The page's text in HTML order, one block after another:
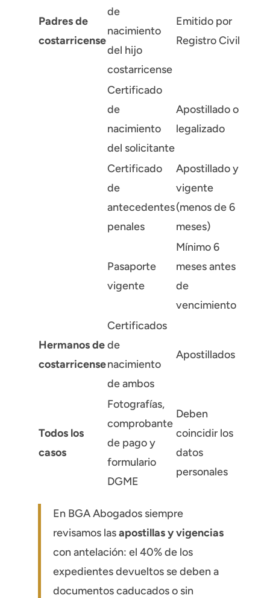
Padres de
costarricense
de
nacimiento
del hijo
costarricense
Emitido por
Registro Civil
Certificado
de
nacimiento
del solicitante
Apostillado o
legalizado
Certificado
de
antecedentes
penales
Apostillado y
vigente
(menos de 6
meses)
Pasaporte
vigente
Mínimo 6
meses antes
de
vencimiento
Hermanos de
costarricense
Certificados
de
nacimiento
de ambos
Apostillados
Todos los
casos
Fotografías,
comprobante
de pago y
formulario
DGME
Deben
coincidir los
datos
personales
En BGA Abogados siempre
revisamos lasapostillas y vigencias
con antelación: el 40% de los
expedientes devueltos se deben a
documentos caducados o sin